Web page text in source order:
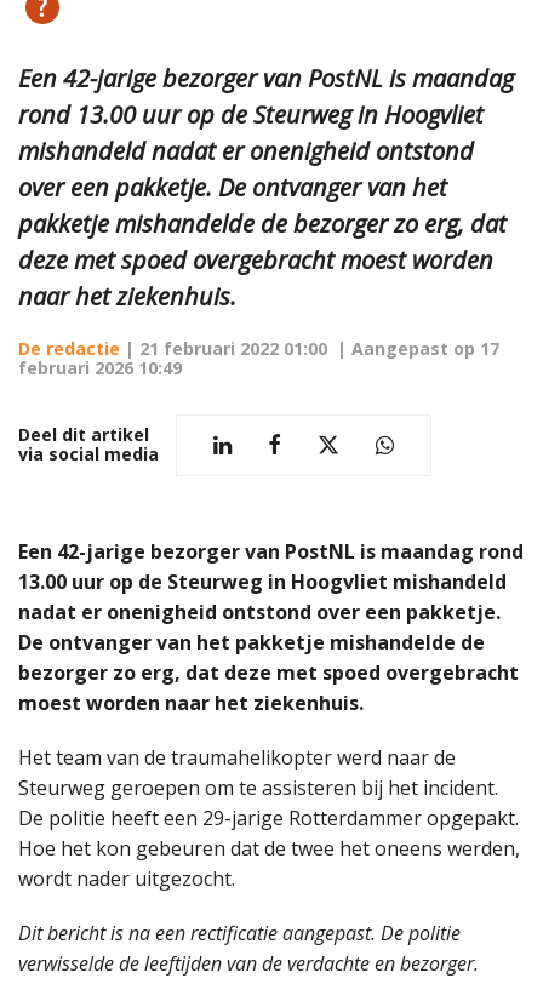
Een 42-jarige bezorger van PostNL is maandag
rond 13.00 uur op de Steurweg in Hoogvliet
mishandeld nadat er onenigheid ontstond
over een pakketje. De ontvanger van het
pakketje mishandelde de bezorger zo erg, dat
deze met spoed overgebracht moest worden
naar het ziekenhuis.
De redactie | 21 februari 2022 01:00 | Aangepast op 17
februari 2026 10:49
Deel dit artikel
via social media
Een 42-jarige bezorger van PostNL is maandag rond
13.00 uur op de Steurweg in Hoogvliet mishandeld
nadat er onenigheid ontstond over een pakketje.
De ontvanger van het pakketje mishandelde de
bezorger zo erg, dat deze met spoed overgebracht
moest worden naar het ziekenhuis.
Het team van de traumahelikopter werd naar de
Steurweg geroepen om te assisteren bij het incident.
De politie heeft een 29-jarige Rotterdammer opgepakt.
Hoe het kon gebeuren dat de twee het oneens werden,
wordt nader uitgezocht.
Dit bericht is na een rectificatie aangepast. De politie
verwisselde de leeftijden van de verdachte en bezorger.